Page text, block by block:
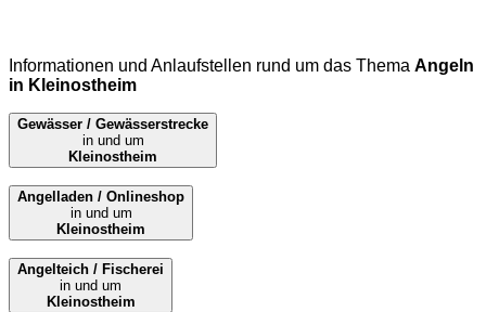
Informationen und Anlaufstellen rund um das Thema Angeln
in Kleinostheim
Gewässer / Gewässerstrecke
in und um
Kleinostheim
Angelladen / Onlineshop
in und um
Kleinostheim
Angelteich / Fischerei
in und um
Kleinostheim